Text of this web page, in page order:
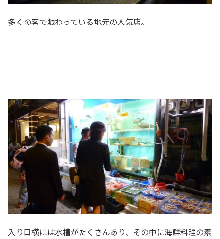
多くの客で賑わっている地元の人気店。
入り口横には水槽がたくさんあり、その中に海鮮料理の素